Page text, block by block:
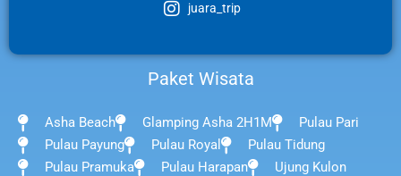
juara_trip
Paket Wisata
Asha Beach Glamping Asha 2H1M
Pulau Pari
Pulau Payung
Pulau Royal
Pulau Tidung
Pulau Pramuka
Pulau Harapan
Ujung Kulon